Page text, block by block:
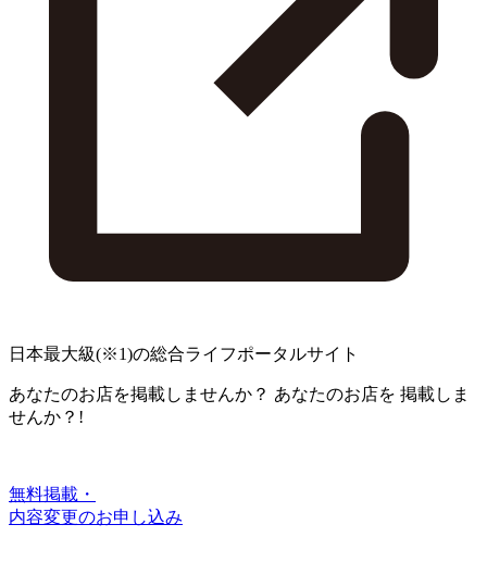
日本最大級(※1)の総合ライフポータルサイト
あなたのお店を掲載しませんか？ あなたのお店を 掲載しま
せんか？!
無料掲載・
内容変更のお申し込み